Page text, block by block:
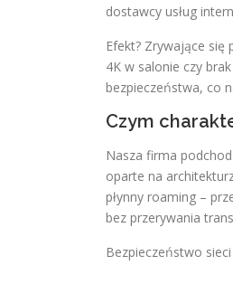
dostawcy usług
Efekt? Zrywające
4K w salonie czy
bezpieczeństwa, co
Czym
Nasza firma
oparte na
płynny roaming –
bez przerywania
Bezpieczeństwo